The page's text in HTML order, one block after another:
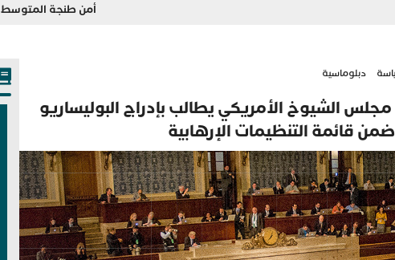
أمن طنجة المتوسط يحبط تهريب 350 كيلوغرامًا من الشيرا داخل شاحنة للنقل الدولي
دبلوماسية
الشيوخ الأمريكي يطالب بإدراج البوليساريو
ضمن قائمة التنظيمات الإرهابية